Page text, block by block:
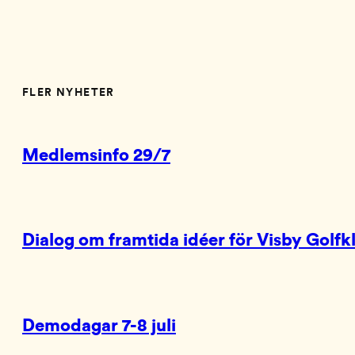
FLER NYHETER
Medlemsinfo 29/7
Dialog om framtida idéer för Visby
Demodagar 7-8 juli